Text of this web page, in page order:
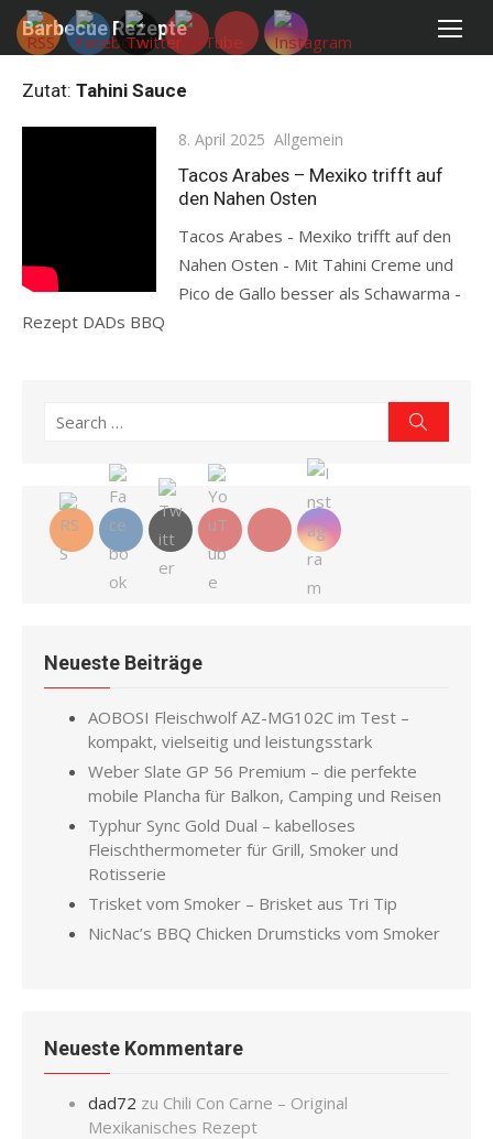
Skip
Barbecue Rezepte
Zutat: Tahini Sauce
Posted
on
8. April 2025 Allgemein
Tacos Arabes – Mexiko trifft auf
den Nahen Osten
Tacos Arabes - Mexiko trifft auf den
Nahen Osten - Mit Tahini Creme und
Pico de Gallo besser als Schawarma -
Rezept DADs BBQ
Search
Neueste Beiträge
AOBOSI Fleischwolf AZ-MG102C im Test –
kompakt, vielseitig und leistungsstark
Weber Slate GP 56 Premium – die perfekte
mobile Plancha für Balkon, Camping und Reisen
Typhur Sync Gold Dual – kabelloses
Fleischthermometer für Grill, Smoker und
Rotisserie
Trisket vom Smoker – Brisket aus Tri Tip
NicNac’s BBQ Chicken Drumsticks vom Smoker
Neueste Kommentare
dad72 zu Chili Con Carne – Original
Mexikanisches Rezept